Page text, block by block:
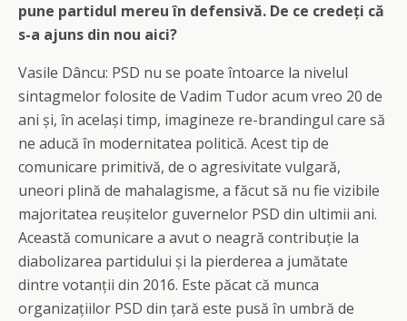
pune partidul mereu în defensivă. De ce credeți că
s-a ajuns din nou aici?
Vasile Dâncu: PSD nu se poate întoarce la nivelul
sintagmelor folosite de Vadim Tudor acum vreo 20 de
ani și, în același timp, imagineze re-brandingul care să
ne aducă în modernitatea politică. Acest tip de
comunicare primitivă, de o agresivitate vulgară,
uneori plină de mahalagisme, a făcut să nu fie vizibile
majoritatea reușitelor guvernelor PSD din ultimii ani.
Această comunicare a avut o neagră contribuție la
diabolizarea partidului și la pierderea a jumătate
dintre votanții din 2016. Este păcat că munca
organizațiilor PSD din țară este pusă în umbră de